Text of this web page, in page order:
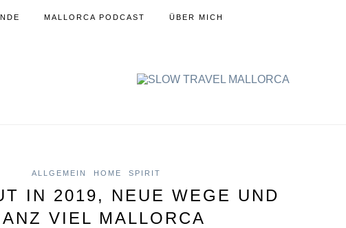
MALLORCA PODCAST ÜBER MICH
ALLGEMEIN HOME SPIRIT
IN 2019, NEUE WEGE UND
VIEL MALLORCA